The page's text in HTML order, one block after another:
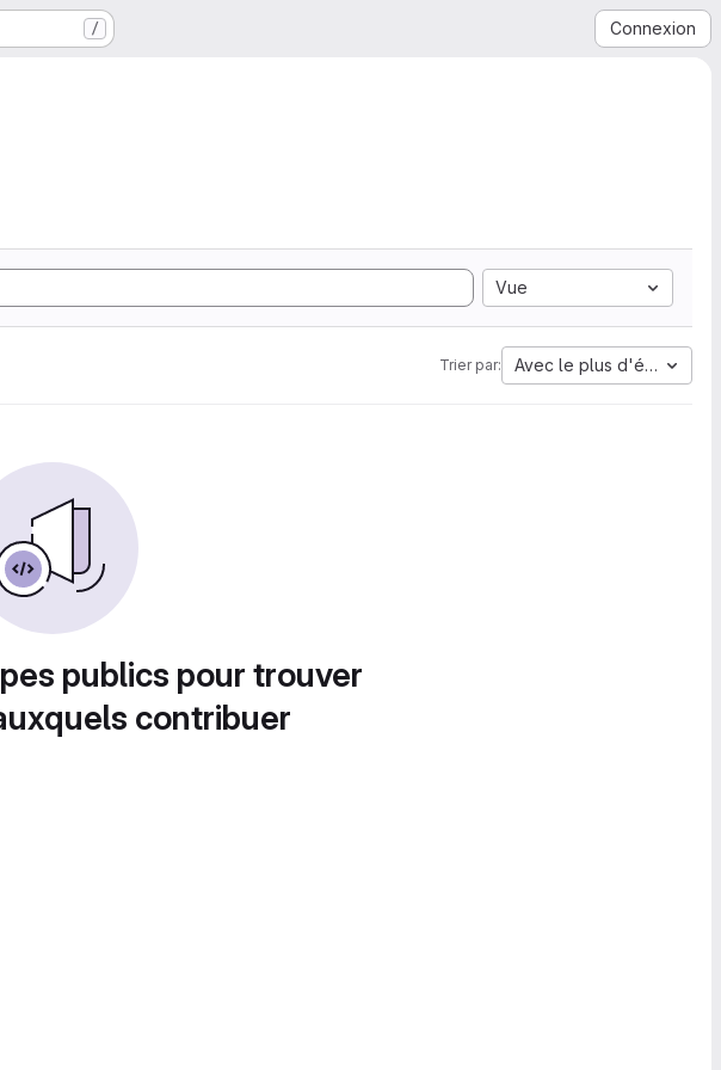
/ Connexion
Vue
Trier par: Avec le plus d'étoiles
publics pour trouver
contribuer